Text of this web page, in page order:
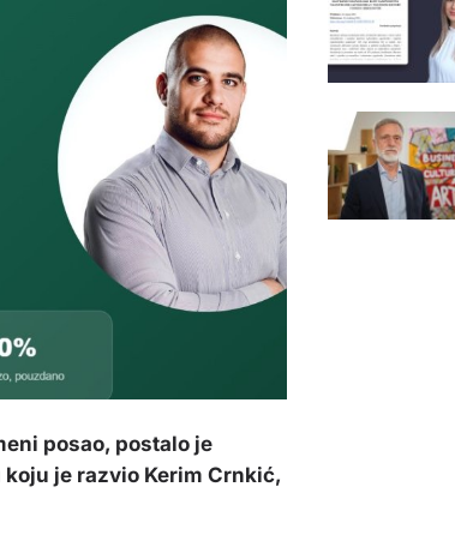
posao, postalo je
je razvio Kerim Crnkić,